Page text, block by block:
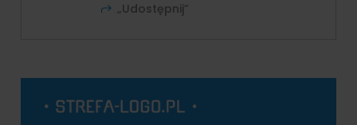
„Udostępnij”